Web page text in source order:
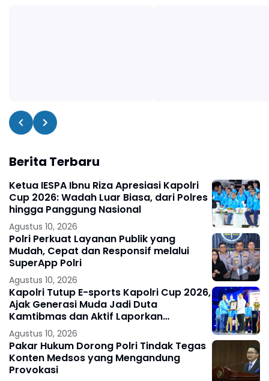
Berita Terbaru
Ketua IESPA Ibnu Riza Apresiasi Kapolri
Cup 2026: Wadah Luar Biasa, dari Polres
hingga Panggung Nasional
Agustus 10, 2026
Polri Perkuat Layanan Publik yang
Mudah, Cepat dan Responsif melalui
SuperApp Polri
Agustus 10, 2026
Kapolri Tutup E-sports Kapolri Cup 2026,
Ajak Generasi Muda Jadi Duta
Kamtibmas dan Aktif Laporkan
Gangguan Ke 110
Agustus 10, 2026
Pakar Hukum Dorong Polri Tindak Tegas
Konten Medsos yang Mengandung
Provokasi